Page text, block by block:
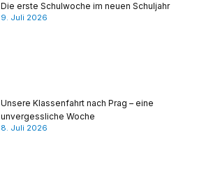
Die erste Schulwoche im neuen Schuljahr
9. Juli 2026
Unsere Klassenfahrt nach Prag – eine
unvergessliche Woche
8. Juli 2026